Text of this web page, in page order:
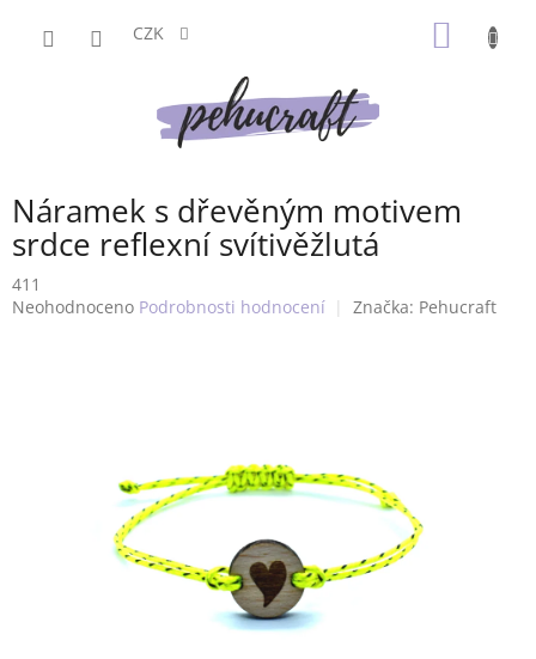
CZK
Náramek s dřevěným motivem
srdce reflexní svítivěžlutá
411
Průměrné
Neohodnoceno Podrobnosti hodnocení Značka: Pehucraft